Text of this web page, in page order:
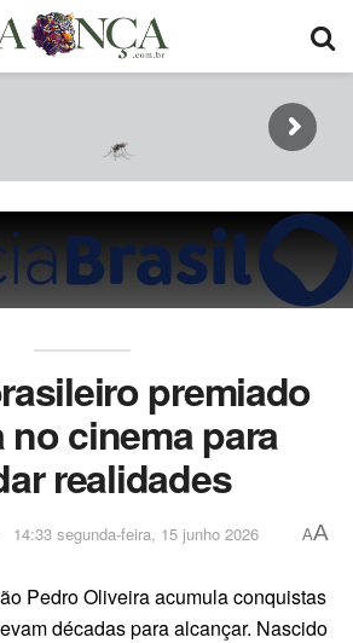
premiado
no cinema para
realidades
14:33 segunda-feira, 15 junho 2026 AA
Pedro Oliveira acumula conquistas
décadas para alcançar. Nascido